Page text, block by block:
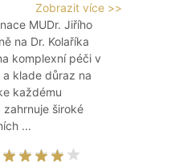
Zobrazit více >>
MUDr. Jiřího
na Dr. Kolaříka
komplexní péči v
klade důraz na
každému
široké
...